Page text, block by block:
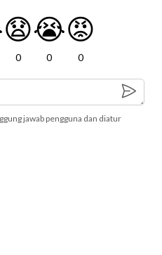
😧
0
😭
0
😡
0
jawab pengguna dan diatur